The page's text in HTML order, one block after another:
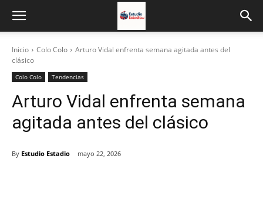
Inicio Colo Colo
Arturo Vidal enfrenta semana agitada antes del
clásico
Colo Colo Tendencias
Arturo Vidal enfrenta semana
agitada antes del clásico
By Estudio Estadio mayo 22, 2026